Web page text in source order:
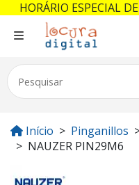
Início Pinganillos
NAUZER PIN29M6
HORÁRIO ESPECIAL DE